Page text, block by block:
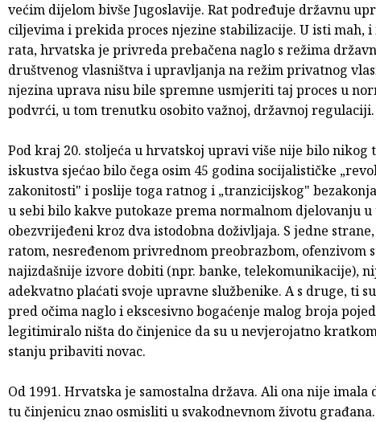
većim dijelom bivše Jugoslavije. Rat podređuje državnu
ciljevima i prekida proces njezine stabilizacije. U isti mah,
rata, hrvatska je privreda prebačena naglo s režima
društvenog vlasništva i upravljanja na režim privatnog
njezina uprava nisu bile spremne usmjeriti taj proces u
podvrći, u tom trenutku osobito važnoj, državnoj regulaciji.
Pod kraj 20. stoljeća u hrvatskoj upravi više nije bilo nikog
iskustva sjećao bilo čega osim 45 godina socijalističke
zakonitosti" i poslije toga ratnog i „tranzicijskog"
u sebi bilo kakve putokaze prema normalnom djelovanju
obezvrijeđeni kroz dva istodobna doživljaja. S jedne
ratom, nesređenom privrednom preobrazbom, ofenzivom
najizdašnije izvore dobiti (npr. banke, telekomunikacije),
adekvatno plaćati svoje upravne službenike. A s druge, ti
pred očima naglo i ekscesivno bogaćenje malog broja
legitimiralo ništa do činjenice da su u nevjerojatno
stanju pribaviti novac.
Od 1991. Hrvatska je samostalna država. Ali ona nije
tu činjenicu znao osmisliti u svakodnevnom životu